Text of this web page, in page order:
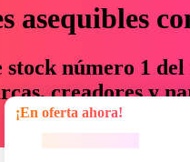
asequibles
stock número 1
creadores y
un 76 % en tiempo
¡En oferta ahora!